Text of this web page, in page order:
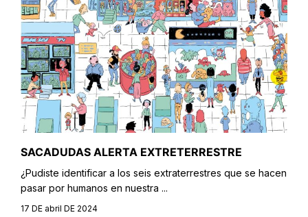
SACADUDAS ALERTA EXTRETERRESTRE
¿Pudiste identificar a los seis extraterrestres que se hacen
pasar por humanos en nuestra ...
17 DE abril DE 2024